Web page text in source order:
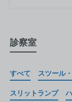
診察室
すべて スツール
スリットランプ